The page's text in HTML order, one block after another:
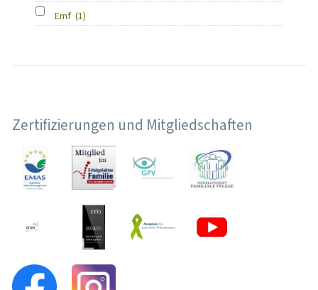
Emf (1)
Zertifizierungen und Mitgliedschaften